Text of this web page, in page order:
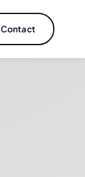
Contact